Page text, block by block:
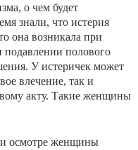
о чем будет
знали, что истерия
она воз­никала при
подавле­нии полового
У истеричек может
влечение, так и
акту. Такие женщины
и осмотре женщи­ны